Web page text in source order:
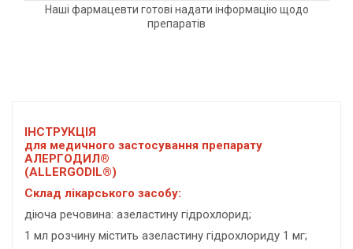
Наші фармацевти готові надати інформацію щодо
препаратів
ІНСТРУКЦІЯ
для медичного застосування препарату
АЛЕРГОДИЛ®
(ALLERGODIL®)
Склад лікарського засобу:
діюча речовина: азеластину гідрохлорид;
1 мл розчину містить азеластину гідрохлориду 1 мг;